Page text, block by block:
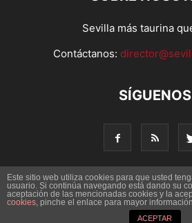
Sevilla más taurina
Contáctanos:
SÍGUENOS
© Copyright 2016 - Sevilla Taurina.
reservados | Desarrollado
Este sitio web utiliza cookies para que usted
usuario. Si continúa navegando está dando su
aceptación de las mencionadas cookies y la
cookies, pinche el enlace para mayor
ACEPTAR